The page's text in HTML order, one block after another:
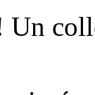
Un